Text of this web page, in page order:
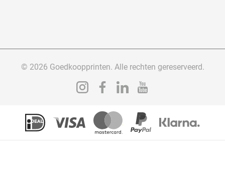
© 2026 Goedkoopprinten. Alle rechten gereserveerd.